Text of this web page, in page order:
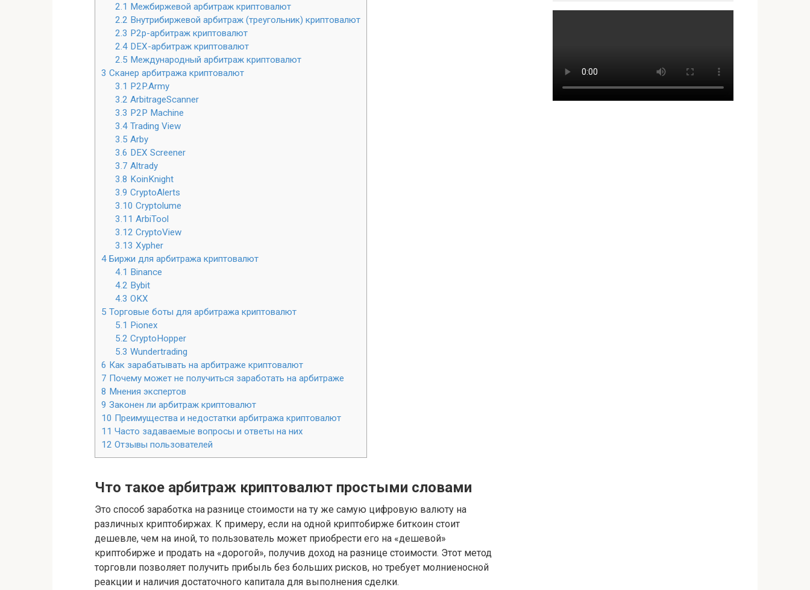
2.1 Межбиржевой арбитраж криптовалют
2.2 Внутрибиржевой арбитраж (треугольник) криптовалют
2.3 P2p-арбитраж криптовалют
2.4DEX-арбитраж криптовалют
2.5 Международный арбитраж криптовалют
3 Сканер арбитража криптовалют
3.1 P2P.Army
3.2 ArbitrageScanner
3.3 P2P Machine
3.4Trading View
3.5 Arby
3.6 DEX Screener
3.7 Altrady
3.8 KoinKnight
3.9 CryptoAlerts
3.10 Cryptolume
3.11 ArbiTool
3.12 CryptoView
3.13 Xypher
4 Биржи для арбитража криптовалют
4.1 Binance
4.2 Bybit
4.3 OKX
5 Торговые боты для арбитража криптовалют
5.1 Pionex
5.2 CryptoHopper
5.3 Wundertrading
6 Как зарабатывать на арбитраже криптовалют
7 Почему может не получиться заработать на арбитраже
8 Мнения экспертов
9 Законен ли арбитраж криптовалют
10 Преимущества и недостатки арбитража криптовалют
11 Часто задаваемые вопросы и ответы на них
12 Отзывы пользователей
Что такое арбитраж криптовалют простыми словами
Это способ заработка на разнице стоимости на ту же самую цифровую валюту на
различных криптобиржах. К примеру, если на одной криптобирже биткоин стоит
дешевле, чем на иной, то пользователь может приобрести его на «дешевой»
криптобирже и продать на «дорогой», получив доход на разнице стоимости. Этот метод
торговли позволяет получить прибыль без больших рисков, но требует молниеносной
реакции и наличия достаточного капитала для выполнения сделки.